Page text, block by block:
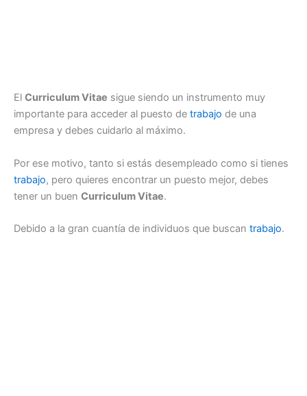
El Curriculum Vitae sigue siendo un instrumento muy
importante para acceder al puesto de trabajo de una
empresa y debes cuidarlo al máximo.
Por ese motivo, tanto si estás desempleado como si tienes
trabajo, pero quieres encontrar un puesto mejor, debes
tener un buen Curriculum Vitae.
Debido a la gran cuantía de individuos que buscan trabajo.